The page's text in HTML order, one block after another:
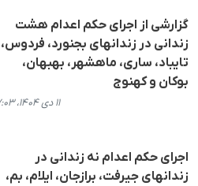
گزارشی از اجرای حکم اعدام هشت
زندانی در زندانهای بجنورد، فردوس،
تایباد، ساری، ماهشهر، بهبهان،
بوکان و کهنوج
۱۱ دی ۱۴۰۴، ۱۷:۰۳
اجرای حکم اعدام نە زندانی در
زندانهای جیرفت، برازجان، ایلام، بم،